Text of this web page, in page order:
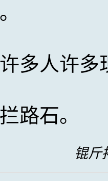
多人许多
路石。
锟斤